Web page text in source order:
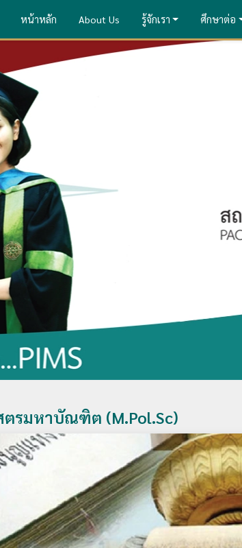
หน้าหลัก About Us รู้จักเรา ศึกษาต่อ
ตรมหาบัณฑิต (M.Pol.Sc)